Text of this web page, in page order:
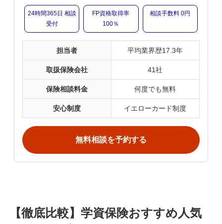
24時間365日 相談
受付
FP資格取得率
100％
相談手数料 0円
担当者 平均業界歴17.3年
取扱保険会社 41社
保険相談料金 何度でも無料
安心制度 イエローカード制度
無料相談を予約する
【徹底比較】学資保険おすすめ人気